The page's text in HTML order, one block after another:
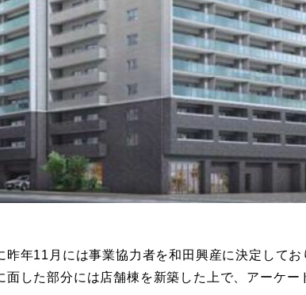
昨年11月には事業協力者を和田興産に決定して
面した部分には店舗棟を新築した上で、アーケー